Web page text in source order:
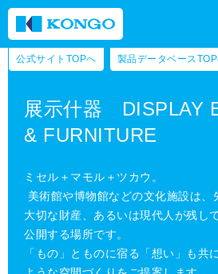
公式サイトTOPへ 製品データベース
展示什器 DISPLAY
& FURNITURE
ミセル＋マモル＋ツカウ。
美術館や博物館などの文化施設は
大切な財産、あるいは現代人が残し
公開する場所です。
「もの」とものに宿る「想い」も共